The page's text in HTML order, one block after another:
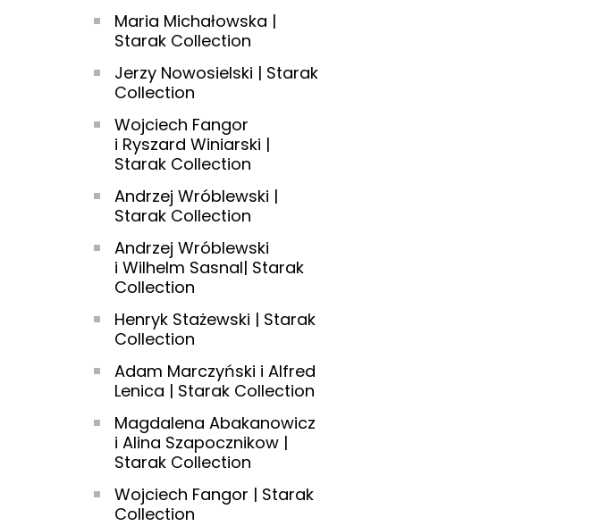
Maria Michałowska |
Starak Collection
Jerzy Nowosielski | Starak
Collection
Wojciech Fangor
i Ryszard Winiarski |
Starak Collection
Andrzej Wróblewski |
Starak Collection
Andrzej Wróblewski
i Wilhelm Sasnal| Starak
Collection
Henryk Stażewski | Starak
Collection
Adam Marczyński i Alfred
Lenica | Starak Collection
Magdalena Abakanowicz
i Alina Szapocznikow |
Starak Collection
Wojciech Fangor | Starak
Collection